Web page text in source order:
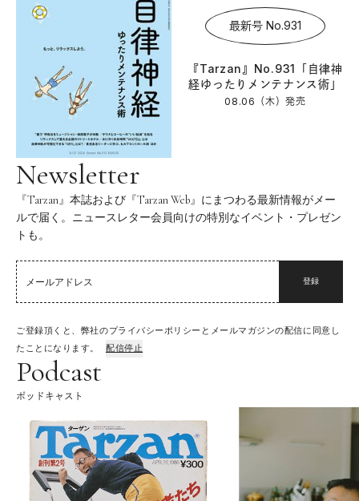
最新号 No.931
『Tarzan』No.931「自律神
経ゆったりメンテナンス術」
08.06（木）発売
Newsletter
『Tarzan』本誌および『Tarzan Web』にまつわる最新情報がメー
ルで届く。ニュースレター会員向けの特別なイベント・プレゼン
トも。
登録
ご登録頂くと、弊社のプライバシーポリシーとメールマガジンの配信に同意し
たことになります。
配信停止
Podcast
ポッドキャスト